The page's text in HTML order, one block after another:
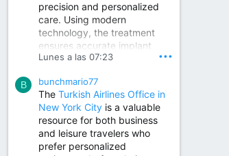
Children Hospital in Secunderabad | Best Pediatrician in Hyderabad | Neonatologist in Medchal
Our pediatrician and
Neonatologist team at...
www.srianaghaclinic.com
precision and personalized
care. Using modern
technology, the treatment
ensures accurate implant
placement, reduced pain,
improved joint function,
helping patients return to an
active and comfortable
lifestyle.
Lunes a las 07:23 •••
B bunchmario77
The Turkish Airlines Office in
New York City is a valuable
resource for both business
and leisure travelers who
prefer personalized